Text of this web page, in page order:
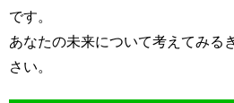
です。
あなたの未来について考えてみる
さい。